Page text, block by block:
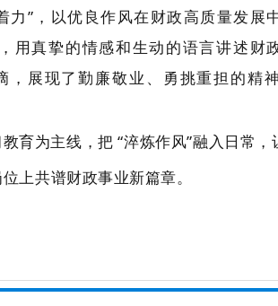
”，以优良作风在财政高质量发展
用真挚的情感和生动的语言讲述财
展现了勤廉敬业、勇挑重担的精神
育为主线，把 “淬炼作风”融入日常，
上共谱财政事业新篇章。